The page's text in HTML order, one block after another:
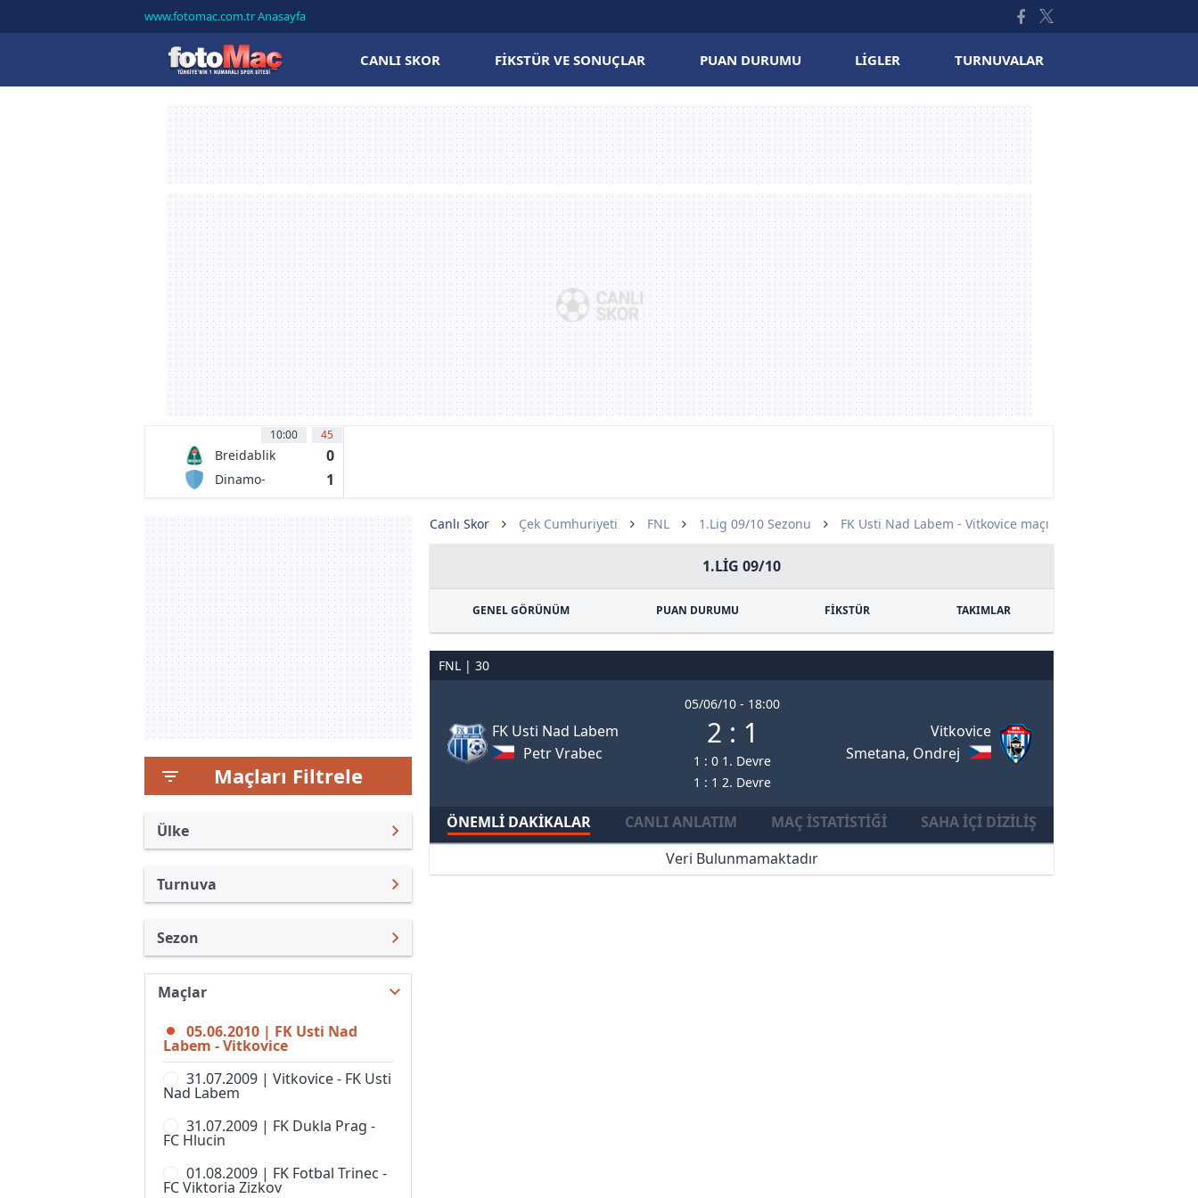
www.fotomac.com.tr Anasayfa
CANLI SKOR FIKSTÜR VE SONUÇLAR PUAN DURUMU LIGLER TURNUVALAR
10:00 45
Breidablik
Kopavogur
0
Dinamo-
1
Maçları Filtrele
Ülke
Çek Cumhuriyeti
Türkiye
Uluslararası
Uluslararası Kulüpler
Turkiye
İngiltere
Almanya Amatör
Fransa
Turnuva
1. Lig, Kadınlar
1st Division
CFL
Divize A
Divize C
Divize D
Sezon
FNL 26/27
FNL 25/26
FNL 24/25
FNL 23/24
FNL 22/23
FNL 21/22
Maçlar
05.06.2010 | FK Usti Nad
Labem - Vitkovice
31.07.2009 | Vitkovice - FK Usti
Nad Labem
31.07.2009 | FK Dukla Prag -
FC Hlucin
01.08.2009 | FK Fotbal Trinec -
FC Viktoria Zizkov
Canlı Skor Çek Cumhuriyeti FNL 1.Lig 09/10 Sezonu FK Usti Nad Labem - Vitkovice maçı
1.LIG 09/10
GENEL GÖRÜNÜM PUAN DURUMU FİKSTÜR TAKIMLAR
FNL | 30
FK Usti Nad Labem
Petr Vrabec
05/06/10 - 18:00
2 : 1
1 : 0 1. Devre
1 : 1 2. Devre
Vitkovice
Smetana, Ondrej
ÖNEMLI DAKIKALAR CANLI ANLATIM MAÇ İSTATISTIĞI
SAHA İÇI DIZILIŞ
Veri Bulunmamaktadır